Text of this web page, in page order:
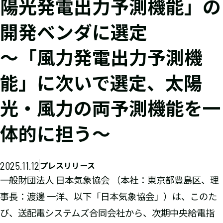
陽光発電出力予測機能」の
開発ベンダに選定
～「風力発電出力予測機
能」に次いで選定、太陽
光・風力の両予測機能を一
体的に担う～
2025.11.12プレスリリース
一般財団法人 日本気象協会 （本社：東京都豊島区、理
事長：渡邊 一洋、以下「日本気象協会」）は、このた
び、送配電システムズ合同会社から、次期中央給電指